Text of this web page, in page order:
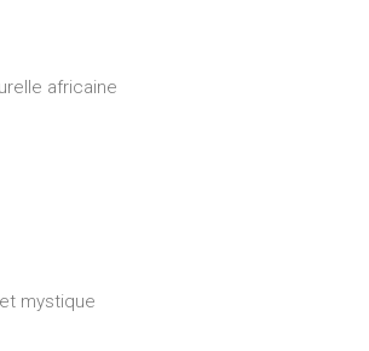
africaine
mystique